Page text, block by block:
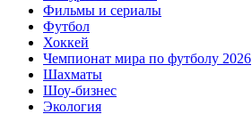
Фильмы и сериалы
Футбол
Хоккей
Чемпионат мира по футболу 2026
Шахматы
Шоу-бизнес
Экология